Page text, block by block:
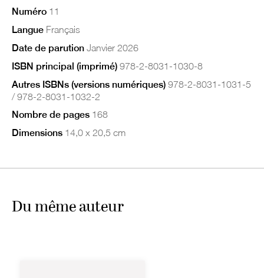
Numéro 11
Langue Français
Date de parution Janvier 2026
ISBN principal (imprimé) 978-2-8031-1030-8
Autres ISBNs (versions numériques) 978-2-8031-1031-5
/ 978-2-8031-1032-2
Nombre de pages 168
Dimensions 14,0 x 20,5 cm
Du même auteur